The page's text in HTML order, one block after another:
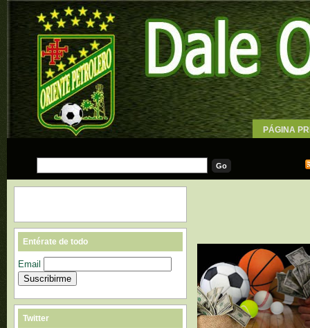
PÁGINA
Entérate de todo
Email
Twitter